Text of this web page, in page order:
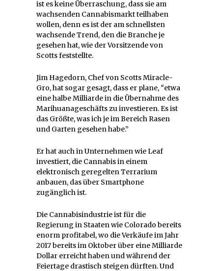
ist es keine Überraschung, dass sie am
wachsenden Cannabismarkt teilhaben
wollen, denn es ist der am schnellsten
wachsende Trend, den die Branche je
gesehen hat, wie der Vorsitzende von
Scotts feststellte.
Jim Hagedorn, Chef von Scotts Miracle-
Gro, hat sogar gesagt, dass er plane, “etwa
eine halbe Milliarde in die Übernahme des
Marihuanageschäfts zu investieren. Es ist
das Größte, was ich je im Bereich Rasen
und Garten gesehen habe.”
Er hat auch in Unternehmen wie Leaf
investiert, die Cannabis in einem
elektronisch geregelten Terrarium
anbauen, das über Smartphone
zugänglich ist.
Die Cannabisindustrie ist für die
Regierung in Staaten wie Colorado bereits
enorm profitabel, wo die Verkäufe im Jahr
2017 bereits im Oktober über eine Milliarde
Dollar erreicht haben und während der
Feiertage drastisch steigen dürften. Und